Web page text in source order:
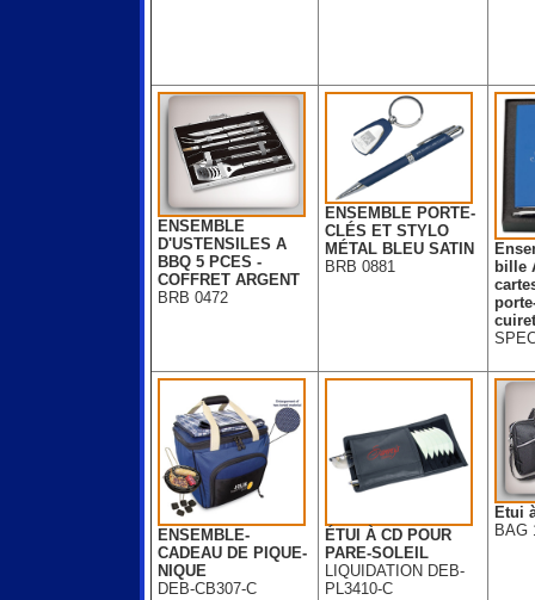
ENSEMBLE
D'USTENSILES A
BBQ 5 PCES -
COFFRET ARGENT
BRB 0472
ENSEMBLE PORTE-
CLÉS ET STYLO
MÉTAL BLEU SATIN
BRB 0881
bille
ENSEMBLE-
CADEAU DE PIQUE-
NIQUE
DEB-CB307-C
ÉTUI À CD POUR
PARE-SOLEIL
LIQUIDATION DEB-
PL3410-C
Etui
BAG